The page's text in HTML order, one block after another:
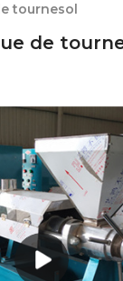
tournesol
de